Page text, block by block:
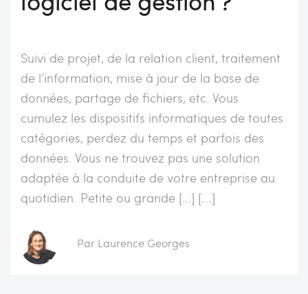
Suivi de projet, de la relation client, traitement
de l’information, mise à jour de la base de
données, partage de fichiers, etc. Vous
cumulez les dispositifs informatiques de toutes
catégories, perdez du temps et parfois des
données. Vous ne trouvez pas une solution
adaptée à la conduite de votre entreprise au
quotidien. Petite ou grande […] [...]
Par Laurence Georges